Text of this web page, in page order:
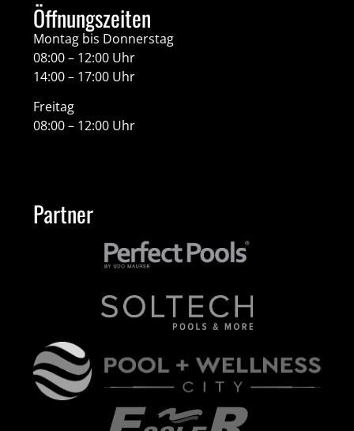
Öffnungszeiten
Montag bis Donnerstag
08:00 – 12:00 Uhr
14:00 – 17:00 Uhr
Freitag
08:00 – 12:00 Uhr
Partner